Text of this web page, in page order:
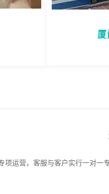
项运营，客服与客户实行一对一